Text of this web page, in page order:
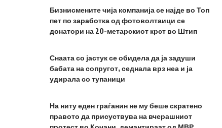
Бизнисмените чија компанија се најде во Топ
пет по заработка од фотоволтаици се
донатори на 20-метарскиот крст во Штип
Снаата со јастук се обидела да ја задуши
бабата на сопругот, седнала врз неа и ја
удирала со тупаници
На ниту еден граѓанин не му беше скратено
правото да присуствува на вчерашниот